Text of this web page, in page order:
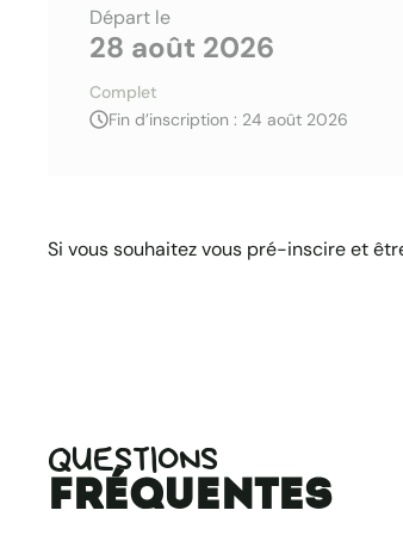
Départ le
28 août 2026
Complet
Fin d’inscription : 24 août 2026
Si vous souhaitez vous pré-inscire et
QUESTIONS
fréquentes